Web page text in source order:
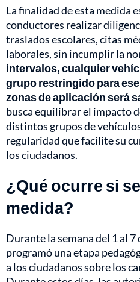
La finalidad de esta medida
conductores realizar
traslados escolares, citas
laborales, sin incumplir la
intervalos, cualquier
grupo restringido para
zonas de aplicación será
busca equilibrar el impacto
distintos grupos de
regularidad que facilite su
los ciudadanos.
¿Qué ocurre si
medida?
Durante la semana del 1 al
programó una etapa
a los ciudadanos sobre los